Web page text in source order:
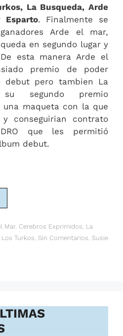
La Busqueda, Arde
Esparto. Finalmente se
Arde el mar,
en segundo lugar y
esta manera Arde el
premio de poder
debut pero tambien La
segundo premio
una maqueta con la que
conseguirian contrato
que les permitió
debut.
Mar, Cerebros Exprimidos La
Los Turkos Sin Comentarios Susie